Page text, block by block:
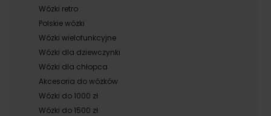
Wózki retro
Polskie wózki
Wózki wielofunkcyjne
Wózki dla dziewczynki
Wózki dla chłopca
Akcesoria do wózków
Wózki do 1000 zł
Wózki do 1500 zł